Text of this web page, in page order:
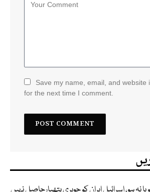
Save my name, email, and website
for the next time I comment.